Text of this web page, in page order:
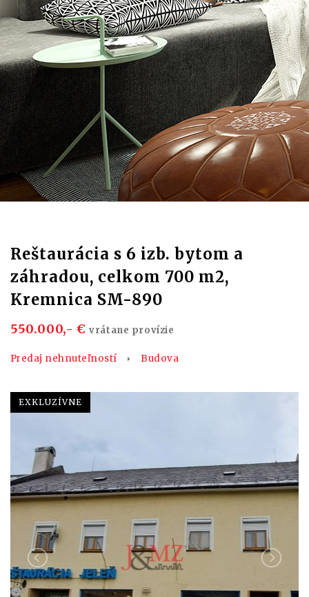
Reštaurácia s 6 izb. bytom a
záhradou, celkom 700 m2,
Kremnica SM-890
550.000,- €vrátane provízie
Predaj nehnuteľností Budova
EXKLUZÍVNE